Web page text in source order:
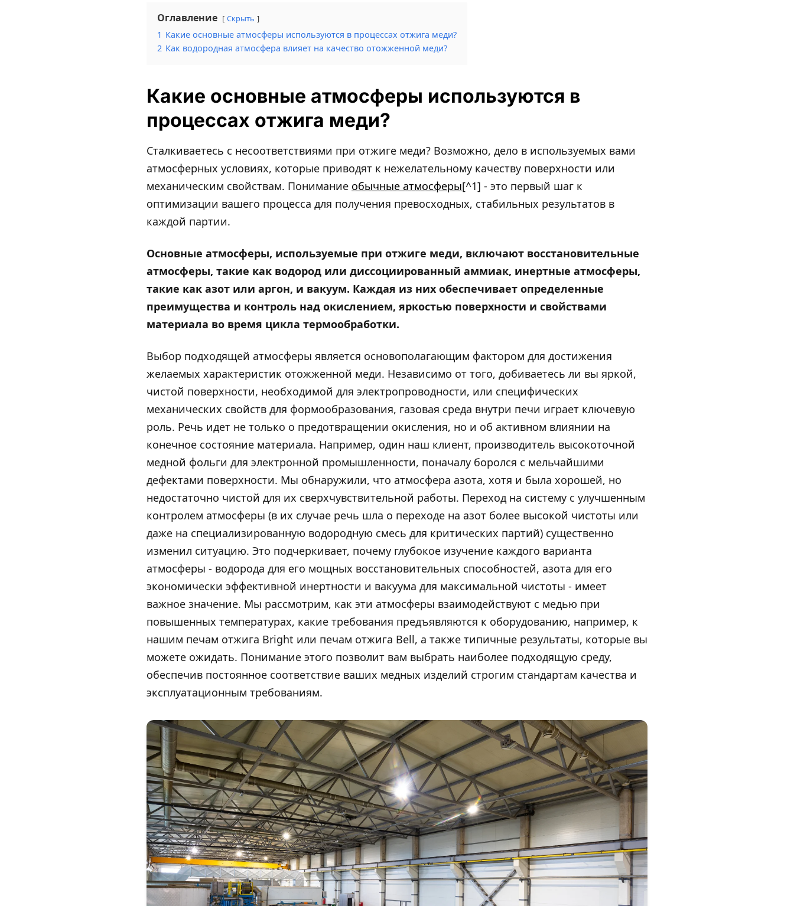
Оглавление Скрыть
1 Какие основные атмосферы используются в процессах отжига меди?
2 Как водородная атмосфера влияет на качество отожженной меди?
Какие основные атмосферы используются в
процессах отжига меди?
Сталкиваетесь с несоответствиями при отжиге меди? Возможно, дело в используемых вами
атмосферных условиях, которые приводят к нежелательному качеству поверхности или
механическим свойствам. Понимание обычные атмосферы[^1] - это первый шаг к
оптимизации вашего процесса для получения превосходных, стабильных результатов в
каждой партии.
Основные атмосферы, используемые при отжиге меди, включают восстановительные
атмосферы, такие как водород или диссоциированный аммиак, инертные атмосферы,
такие как азот или аргон, и вакуум. Каждая из них обеспечивает определенные
преимущества и контроль над окислением, яркостью поверхности и свойствами
материала во время цикла термообработки.
Выбор подходящей атмосферы является основополагающим фактором для достижения
желаемых характеристик отожженной меди. Независимо от того, добиваетесь ли вы яркой,
чистой поверхности, необходимой для электропроводности, или специфических
механических свойств для формообразования, газовая среда внутри печи играет ключевую
роль. Речь идет не только о предотвращении окисления, но и об активном влиянии на
конечное состояние материала. Например, один наш клиент, производитель высокоточной
медной фольги для электронной промышленности, поначалу боролся с мельчайшими
дефектами поверхности. Мы обнаружили, что атмосфера азота, хотя и была хорошей, но
недостаточно чистой для их сверхчувствительной работы. Переход на систему с улучшенным
контролем атмосферы (в их случае речь шла о переходе на азот более высокой чистоты или
даже на специализированную водородную смесь для критических партий) существенно
изменил ситуацию. Это подчеркивает, почему глубокое изучение каждого варианта
атмосферы - водорода для его мощных восстановительных способностей, азота для его
экономически эффективной инертности и вакуума для максимальной чистоты - имеет
важное значение. Мы рассмотрим, как эти атмосферы взаимодействуют с медью при
повышенных температурах, какие требования предъявляются к оборудованию, например, к
нашим печам отжига Bright или печам отжига Bell, а также типичные результаты, которые вы
можете ожидать. Понимание этого позволит вам выбрать наиболее подходящую среду,
обеспечив постоянное соответствие ваших медных изделий строгим стандартам качества и
эксплуатационным требованиям.